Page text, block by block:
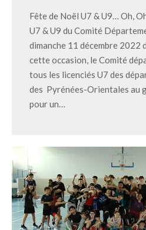
Fête de Noël U7 & U9… Oh,
U7 & U9 du Comité
dimanche 11 décembre 2022
cette occasion, le Comité
tous les licenciés U7 des
des Pyrénées-Orientales au
pour un…